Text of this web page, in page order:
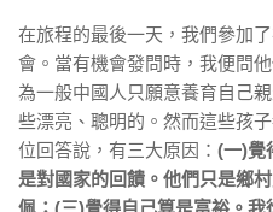
在旅程的最後一天，我們參加
會。當有機會發問時，我便問
為一般中國人只願意養育自己
些漂亮、聰明的。然而這些孩
位回答說，有三大原因： (一)覺
是對國家的回饋。他們只是鄉
佩；(三)覺得自己算是富裕。